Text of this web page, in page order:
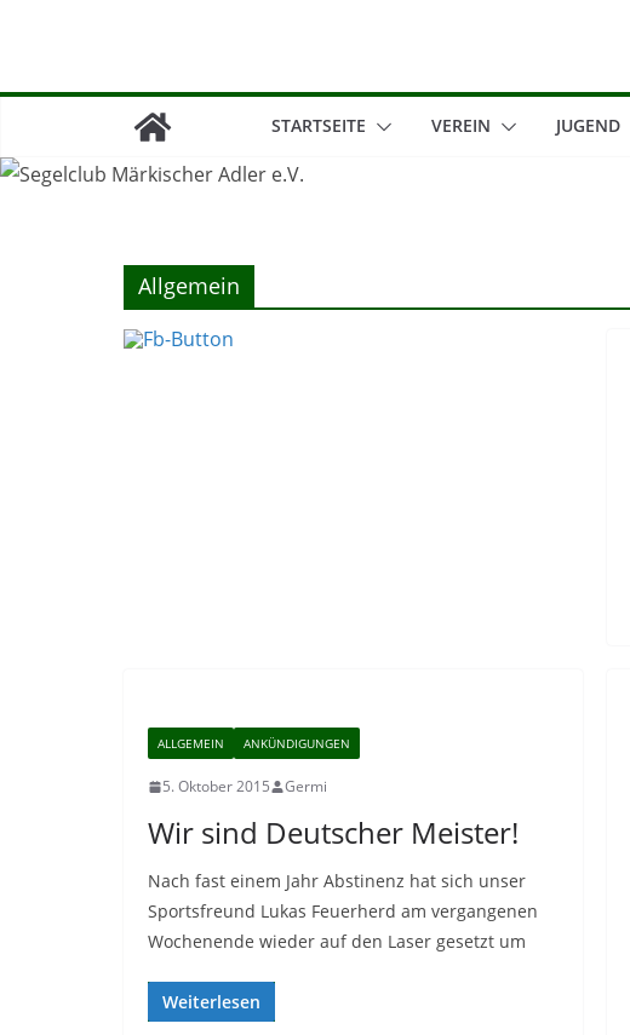
STARTSEITE VEREIN JUGEND
Allgemein
ALLGEMEIN ANKÜNDIGUNGEN
5. Oktober 2015 Germi
Wir sind Deutscher Meister!
Nach fast einem Jahr Abstinenz hat sich unser
Sportsfreund Lukas Feuerherd am vergangenen
Wochenende wieder auf den Laser gesetzt um
Weiterlesen